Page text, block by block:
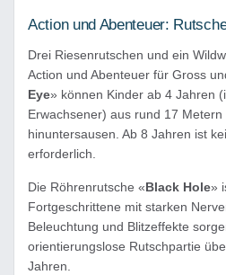
Action und Abenteuer:
Drei Riesenrutschen und ein
Action und Abenteuer für Gross
Eye» können Kinder ab 4 Jahren
Erwachsener) aus rund 17
hinuntersausen. Ab 8 Jahren ist
erforderlich.
Die Röhrenrutsche «Black Hole»
Fortgeschrittene mit starken
Beleuchtung und Blitzeffekte
orientierungslose Rutschpartie
Jahren.